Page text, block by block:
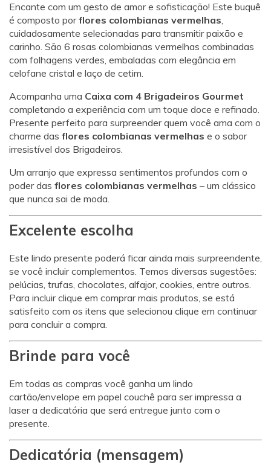
Encante com um gesto de amor e sofisticação! Este buquê
é composto porflores colombianas vermelhas,
cuidadosamente selecionadas para transmitir paixão e
carinho. São 6 rosas colombianas vermelhas combinadas
com folhagens verdes, embaladas com elegância em
celofane cristal e laço de cetim.
Acompanha uma Caixa com 4 Brigadeiros Gourmet
completando a experiência com um toque doce e refinado.
Presente perfeito para surpreender quem você ama com o
charme das flores colombianas vermelhas e o sabor
irresistível dos Brigadeiros.
Um arranjo que expressa sentimentos profundos com o
poder das flores colombianas vermelhas – um clássico
que nunca sai de moda.
Excelente escolha
Este lindo presente poderá ficar ainda mais surpreendente,
se você incluir complementos. Temos diversas sugestões:
pelúcias, trufas, chocolates, alfajor, cookies, entre outros.
Para incluir clique em comprar mais produtos, se está
satisfeito com os itens que selecionou clique em continuar
para concluir a compra.
Brinde para você
Em todas as compras você ganha um lindo
cartão/envelope em papel couchê para ser impressa a
laser a dedicatória que será entregue junto com o
presente.
Dedicatória (mensagem)